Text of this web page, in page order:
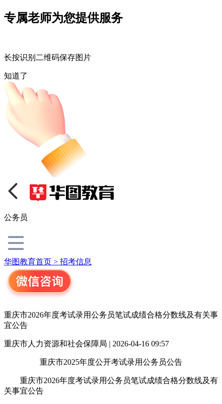
专属老师为您提供服务
长按识别二维码保存图片
知道了
公务员
华图教育首页 > 招考信息
重庆市2026年度考试录用公务员笔试成绩合格分数线及有关事
宜公告
重庆市人力资源和社会保障局 | 2026-04-16 09:57
重庆市2025年度公开考试录用公务员公告
重庆市2026年度考试录用公务员笔试成绩合格分数线及有
关事宜公告